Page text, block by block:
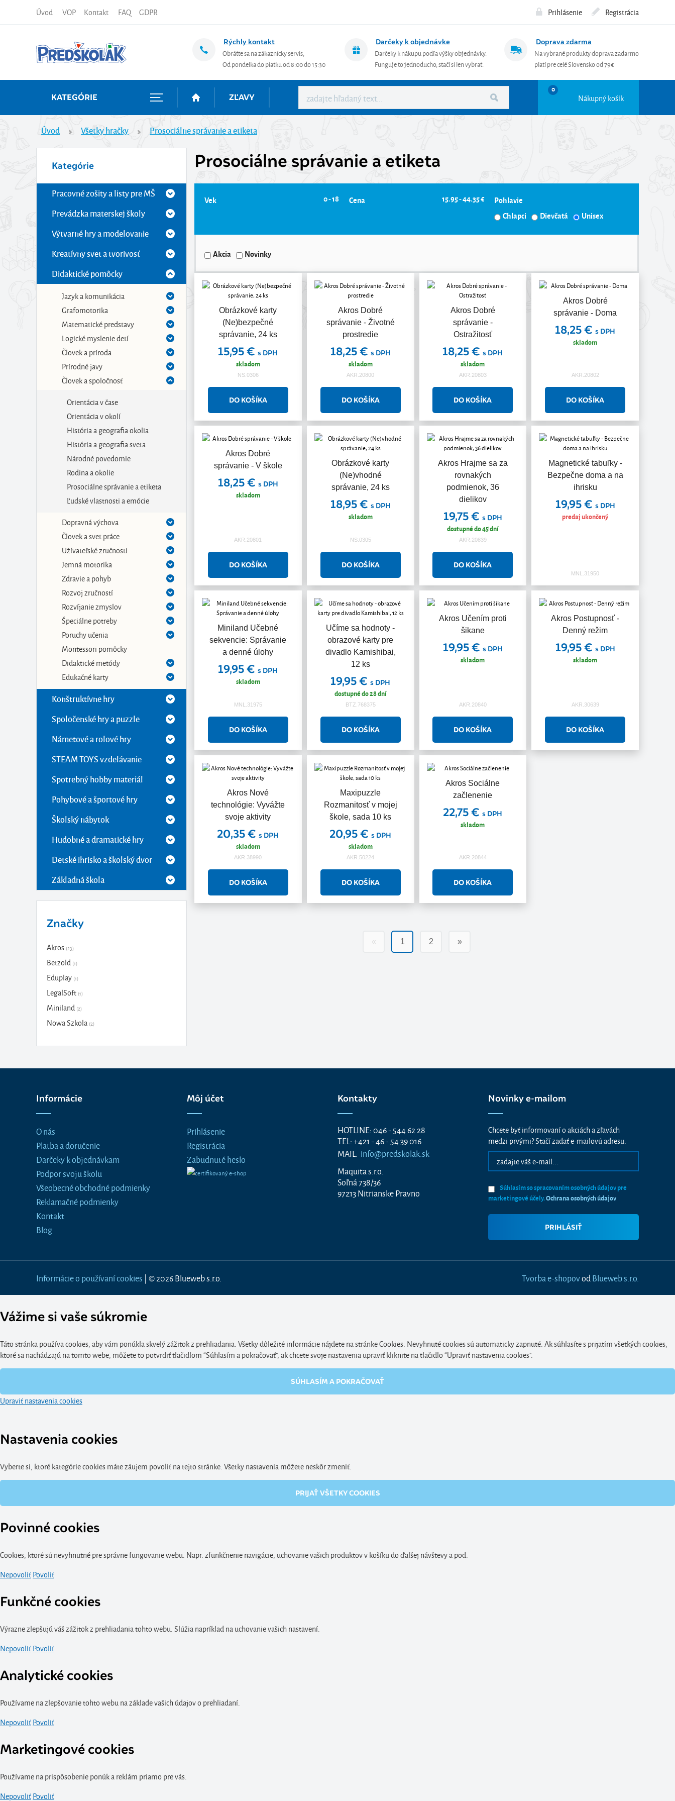
Úvod VOP Kontakt FAQ GDPR Prihlásenie Registrácia
Rýchly kontakt
Obráťte sa na zákaznícky servis,
Od pondelka do piatku od 8:00 do 15:30
Darčeky k objednávke
Darčeky k nákupu podľa výšky objednávky.
Funguje to jednoducho, stačí si len vybrať.
Doprava zdarma
Na vybrané produkty doprava zadarmo
platí pre celé Slovensko od 79€
KATEGÓRIE ZĽAVY
0
Nákupný košík
Úvod Všetky hračky Prosociálne správanie a etiketa
Kategórie
Pracovné zošity a listy pre MŠ
Prevádzka materskej školy
Výtvarné hry a modelovanie
Kreatívny svet a tvorivosť
Didaktické pomôcky
Jazyk a komunikácia
Grafomotorika
Matematické predstavy
Logické myslenie detí
Človek a príroda
Prírodné javy
Človek a spoločnosť
Orientácia v čase
Orientácia v okolí
História a geografia okolia
História a geografia sveta
Národné povedomie
Rodina a okolie
Prosociálne správanie a etiketa
Ľudské vlastnosti a emócie
Dopravná výchova
Človek a svet práce
Užívateľské zručnosti
Jemná motorika
Zdravie a pohyb
Rozvoj zručností
Rozvíjanie zmyslov
Špeciálne potreby
Poruchy učenia
Montessori pomôcky
Didaktické metódy
Edukačné karty
Konštruktívne hry
Spoločenské hry a puzzle
Námetové a rolové hry
STEAM TOYS vzdelávanie
Spotrebný hobby materiál
Pohybové a športové hry
Školský nábytok
Hudobné a dramatické hry
Detské ihrisko a školský dvor
Základná škola
Značky
Akros (23)
Betzold (1)
Eduplay (1)
LegalSoft (1)
Miniland (2)
Nowa Szkola (2)
Prosociálne správanie a etiketa
Vek 0 - 18 Cena 15.95 - 44.35 €
Pohlavie
Chlapci
Dievčatá Unisex
Akcia Novinky
Obrázkové karty
(Ne)bezpečné
správanie, 24 ks
15,95 €s DPH
skladom
NS.0306
Akros Dobré
správanie - Životné
prostredie
18,25 € s DPH
skladom
AKR.20800
Akros Dobré
správanie -
Ostražitosť
18,25 €s DPH
skladom
AKR.20803
Akros Dobré
správanie - Doma
18,25 €s DPH
skladom
AKR.20802
Akros Dobré
správanie - V škole
18,25 € s DPH
skladom
AKR.20801
Obrázkové karty
(Ne)vhodné
správanie, 24 ks
18,95 € s DPH
skladom
NS.0305
Akros Hrajme sa za
rovnakých
podmienok, 36
dielikov
19,75 € s DPH
dostupné do 45 dní
AKR.20839
Magnetické tabuľky -
Bezpečne doma a na
ihrisku
19,95 € s DPH
predaj ukončený
MNL.31950
Miniland Učebné
sekvencie: Správanie
a denné úlohy
19,95 €s DPH
skladom
MNL.31975
Učíme sa hodnoty -
obrazové karty pre
divadlo Kamishibai,
12 ks
19,95 €s DPH
dostupné do 28 dní
BTZ.768375
Akros Učením proti
šikane
19,95 € s DPH
skladom
AKR.20840
Akros Postupnosť -
Denný režim
19,95 € s DPH
skladom
AKR.30639
Akros Nové
technológie: Vyvážte
svoje aktivity
20,35 €s DPH
skladom
AKR.38990
Maxipuzzle
Rozmanitosť v mojej
škole, sada 10 ks
20,95 €s DPH
skladom
AKR.50224
Akros Sociálne
začlenenie
22,75 €s DPH
skladom
AKR.20844
« 1 2 »
Informácie
O nás
Platba a doručenie
Darčeky k objednávkam
Podpor svoju školu
Všeobecné obchodné podmienky
Reklamačné podmienky
Kontakt
Blog
Môj účet
Prihlásenie
Registrácia
Zabudnuté heslo
Kontakty
HOTLINE: 046 - 544 62 28
TEL: +421 - 46 - 54 39 016
MAIL: info@predskolak.sk
Maquita s.r.o.
Soľná 738/36
97213 Nitrianske Pravno
Novinky e-mailom
Chcete byť informovaní o akciách a zľavách
medzi prvými? Stačí zadať e-mailovú adresu.
Súhlasím so spracovaním osobných údajov pre
marketingové účely.Ochrana osobných údajov
Informácie o používaní cookies | © 2026 Blueweb s.r.o. Tvorba e-shopovod Blueweb s.r.o.
Vážime si vaše súkromie
Táto stránka používa cookies, aby vám ponúkla skvelý zážitok z prehliadania. Všetky dôležité informácie nájdete na stránke Cookies. Nevyhnuté cookies sú automaticky zapnuté. Ak súhlasíte s prijatím všetkých cookies,
ktoré sa nachádzajú na tomto webe, môžete to potvrdiť tlačidlom “Súhlasím a pokračovať", ak chcete svoje nastavenia upraviť kliknite na tlačidlo “Upraviť nastavenia cookies".
SÚHLASÍM A POKRAČOVAŤ
Upraviť nastavenia cookies
Nastavenia cookies
Vyberte si, ktoré kategórie cookies máte záujem povoliť na tejto stránke. Všetky nastavenia môžete neskôr zmeniť.
PRIJAŤ VŠETKY COOKIES
Povinné cookies
Cookies, ktoré sú nevyhnutné pre správne fungovanie webu. Napr. zfunkčnenie navigácie, uchovanie vašich produktov v košíku do ďalšej návštevy a pod.
NepovoliťPovoliť
Funkčné cookies
Výrazne zlepšujú váš zážitok z prehliadania tohto webu. Slúžia napríklad na uchovanie vašich nastavení.
NepovoliťPovoliť
Analytické cookies
Používame na zlepšovanie tohto webu na základe vašich údajov o prehliadaní.
NepovoliťPovoliť
Marketingové cookies
Používame na prispôsobenie ponúk a reklám priamo pre vás.
NepovoliťPovoliť